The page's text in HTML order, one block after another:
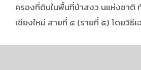
ครองที่ดินในพื้นที่ป่าสงว นแห่งชาติ
เชียงใหม่ สายที่ ๕ (รายที่ ๕) โดยวิธีเ